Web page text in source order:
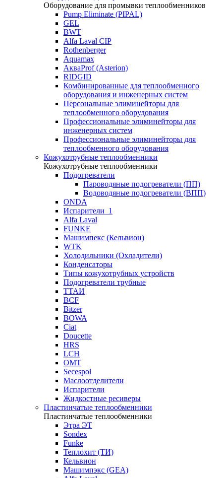
Оборудование для промывки теплообменников
Pump Eliminate (PIPAL)
GEL
BWT
Alfa Laval CIP
Rothenberger
Aquamax
АкваProf (Asterion)
RIDGID
Комбинированные для теплообменного
оборудования и инженерных систем
Персональные элиминейторы для
теплообменного оборудования
Профессиональные элиминейторы для
инженерных систем
Профессиональные элиминейторы для
теплообменного оборудования
Кожухотрубные теплообменники
Кожухотрубные теплообменники
Подогреватели
Пароводяные подогреватели (ПП)
Водоводяные подогреватели (ВПП)
ONDA
Испарители_1
Alfa Laval
FUNKE
Машимпекс (Кельвион)
WTK
Холодильники (Охладители)
Конденсаторы
Типы кожухотрубных устройств
Подогреватели трубные
ТТАИ
BCF
Bitzer
BOWA
Ciat
Doucette
HRS
LCH
OMT
Secespol
Маслоотделители
Испарители
Жидкостные ресиверы
Пластинчатые теплообменники
Пластинчатые теплообменники
Этра ЭТ
Sondex
Funke
Теплохит (ТИ)
Кельвион
Машимпэкс (GEA)